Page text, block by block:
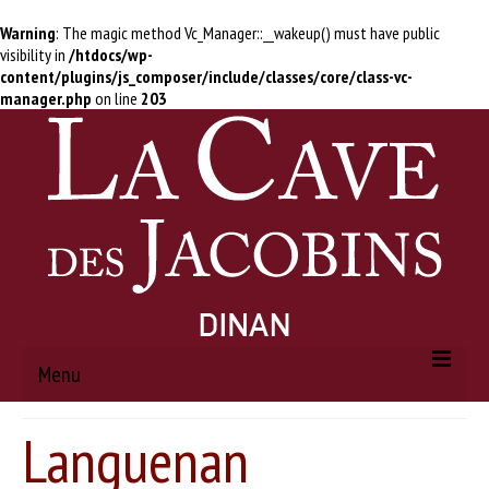
Warning: The magic method Vc_Manager::__wakeup() must have public
visibility in /htdocs/wp-
content/plugins/js_composer/include/classes/core/class-vc-
manager.php on line 203
Menu
À PROPOS
Languenan